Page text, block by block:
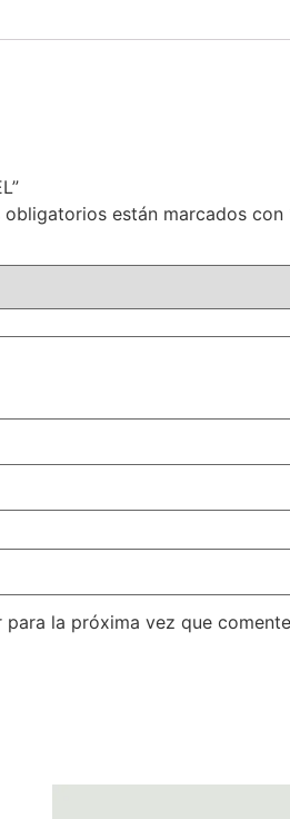
obligatorios están marcados con
la próxima vez que